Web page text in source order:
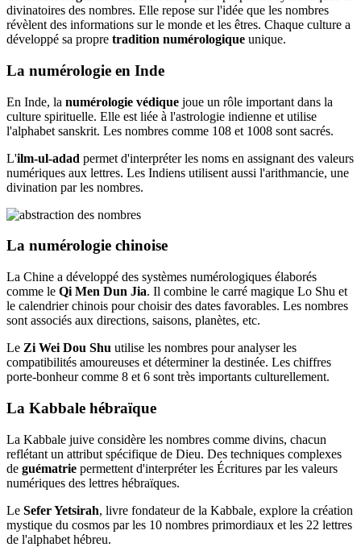
divinatoires des nombres. Elle repose sur l'idée que les nombres
révèlent des informations sur le monde et les êtres. Chaque culture a
développé sa propre tradition numérologique unique.
La numérologie en Inde
En Inde, la numérologie védique joue un rôle important dans la
culture spirituelle. Elle est liée à l'astrologie indienne et utilise
l'alphabet sanskrit. Les nombres comme 108 et 1008 sont sacrés.
L'ilm-ul-adad permet d'interpréter les noms en assignant des valeurs
numériques aux lettres. Les Indiens utilisent aussi l'arithmancie, une
divination par les nombres.
La numérologie chinoise
La Chine a développé des systèmes numérologiques élaborés
comme le Qi Men Dun Jia. Il combine le carré magique Lo Shu et
le calendrier chinois pour choisir des dates favorables. Les nombres
sont associés aux directions, saisons, planètes, etc.
Le Zi Wei Dou Shu utilise les nombres pour analyser les
compatibilités amoureuses et déterminer la destinée. Les chiffres
porte-bonheur comme 8 et 6 sont très importants culturellement.
La Kabbale hébraïque
La Kabbale juive considère les nombres comme divins, chacun
reflétant un attribut spécifique de Dieu. Des techniques complexes
de guématrie permettent d'interpréter les Écritures par les valeurs
numériques des lettres hébraïques.
Le Sefer Yetsirah, livre fondateur de la Kabbale, explore la création
mystique du cosmos par les 10 nombres primordiaux et les 22 lettres
de l'alphabet hébreu.